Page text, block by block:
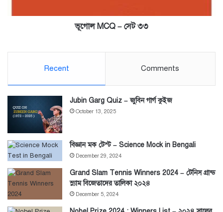
ভূগোল MCQ – সেট ৩৩
Recent Comments
Jubin Garg Quiz – জুবিন গার্গ কুইজ
October 13, 2025
বিজ্ঞান মক টেস্ট – Science Mock in Bengali
December 29, 2024
Grand Slam Tennis Winners 2024 – টেনিস গ্রান্ড
স্ল্যাম বিজেতাদের তালিকা ২০২৪
December 5, 2024